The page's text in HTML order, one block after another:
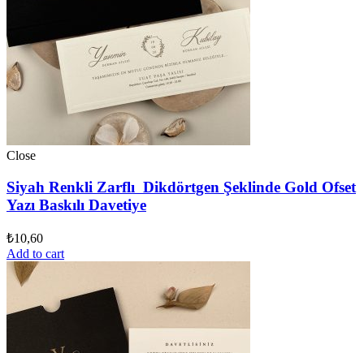
Close
Siyah Renkli Zarflı Dikdörtgen Şeklinde Gold Ofset
Yazı Baskılı Davetiye
₺10,60
Add to cart